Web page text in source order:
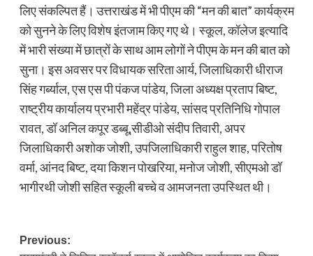
लिए संकल्पित हैं। उत्तराखंड में भी पीएम की “मन की बात” कार्यक्रम
को सुनने के लिए विशेष इंतजाम किए गए थे। स्कूल, कॉलेज इत्यादि
में भारी संख्या में छात्रों के साथ आम लोगों ने पीएम के मन की बात को
सुना। इस अवसर पर विधायक सरिता आर्य, जिलाधिकारी धीराज
सिंह गर्ब्याल, एस एस पी पंकज पांडेय, जिला अध्यक्ष प्रताप बिष्ट,
राष्ट्रीय कार्यालय प्रभारी महेंद्र पांडेय, सांसद प्रतिनिधि गोपाल
रावत, डॉ अनिल कपूर डब्बू,सीडीओ संदीप तिवारी, अपर
जिलाधिकारी अशोक जोशी, उपजिलाधिकारी राहुल शाह, परितोष
वर्मा, आंनद बिष्ट, दया किशन पोखरिया, मनोज जोशी, सीएमओ डॉ
भागीरथी जोशी सहित स्कूली बच्चे व आमजनता उपस्थित थी।
Post
Previous: